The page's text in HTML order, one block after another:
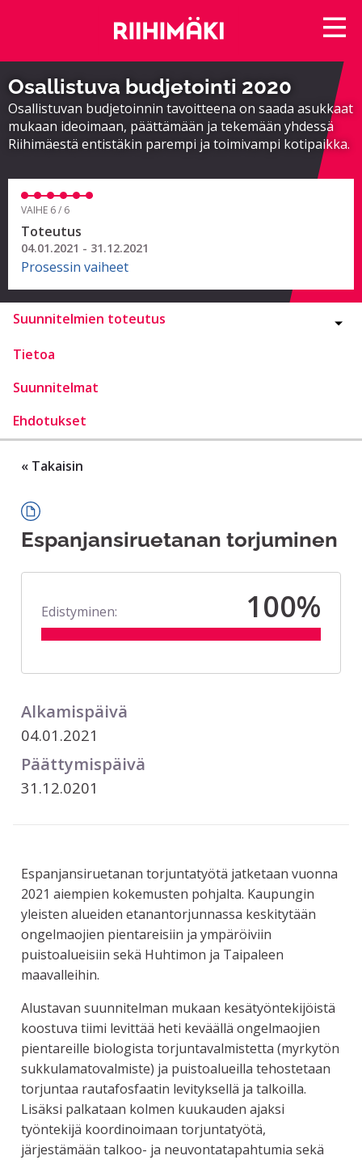
Osallistuva budjetointi 2020
Osallistuvan budjetoinnin tavoitteena on saada asukkaat
mukaan ideoimaan, päättämään ja tekemään yhdessä
Riihimäestä entistäkin parempi ja toimivampi kotipaikka.
VAIHE 6 / 6
Toteutus
04.01.2021 - 31.12.2021
Prosessin vaiheet
Suunnitelmien toteutus
Tietoa
Suunnitelmat
Ehdotukset
« Takaisin
Espanjansiruetanan torjuminen
Edistyminen: 100%
Alkamispäivä
04.01.2021
Päättymispäivä
31.12.0201
Espanjansiruetanan torjuntatyötä jatketaan vuonna
2021 aiempien kokemusten pohjalta. Kaupungin
yleisten alueiden etanantorjunnassa keskitytään
ongelmaojien pientareisiin ja ympäröiviin
puistoalueisiin sekä Huhtimon ja Taipaleen
maavalleihin.
Alustavan suunnitelman mukaan kesätyöntekijöistä
koostuva tiimi levittää heti keväällä ongelmaojien
pientareille biologista torjuntavalmistetta (myrkytön
sukkulamatovalmiste) ja puistoalueilla tehostetaan
torjuntaa rautafosfaatin levityksellä ja talkoilla.
Lisäksi palkataan kolmen kuukauden ajaksi
työntekijä koordinoimaan torjuntatyötä,
järjestämään talkoo- ja neuvontatapahtumia sekä